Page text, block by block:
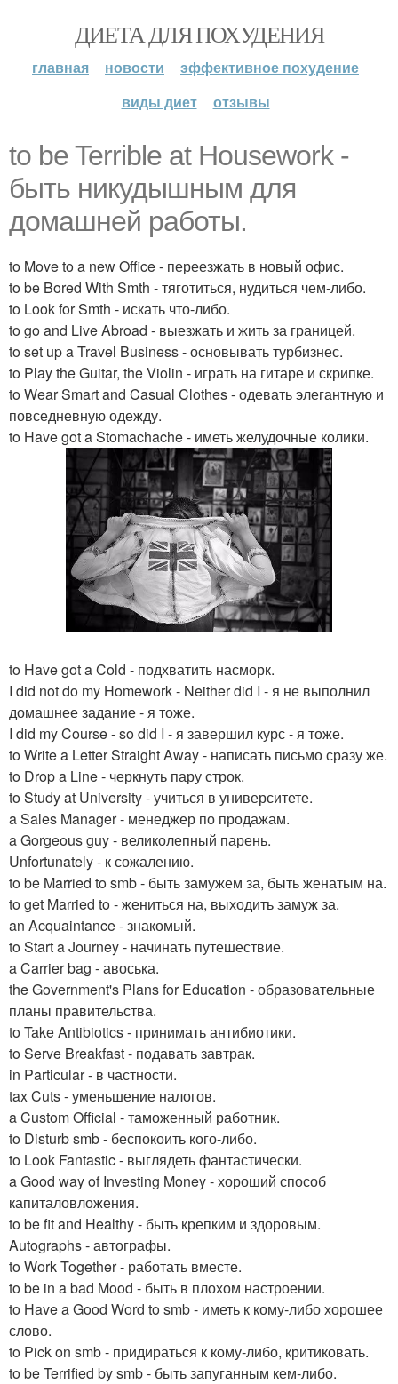
ДИЕТА ДЛЯ ПОХУДЕНИЯ
главная новости
эффективное похудение
виды диет
отзывы
to be Terrible at Housework -
быть никудышным для
домашней работы.
to Move to a new Office - переезжать в новый офис.
to be Bored With Smth - тяготиться, нудиться чем-либо.
to Look for Smth - искать что-либо.
to go and Live Abroad - выезжать и жить за границей.
to set up a Travel Business - основывать турбизнес.
to Play the Guitar, the Violin - играть на гитаре и скрипке.
to Wear Smart and Casual Clothes - одевать элегантную и
повседневную одежду.
to Have got a Stomachache - иметь желудочные колики.
to Have got a Cold - подхватить насморк.
I did not do my Homework - Neither did I - я не выполнил
домашнее задание - я тоже.
I did my Course - so did I - я завершил курс - я тоже.
to Write a Letter Straight Away - написать письмо сразу же.
to Drop a Line - черкнуть пару строк.
to Study at University - учиться в университете.
a Sales Manager - менеджер по продажам.
a Gorgeous guy - великолепный парень.
Unfortunately - к сожалению.
to be Married to smb - быть замужем за, быть женатым на.
to get Married to - жениться на, выходить замуж за.
an Acquaintance - знакомый.
to Start a Journey - начинать путешествие.
a Carrier bag - авоська.
the Government's Plans for Education - образовательные
планы правительства.
to Take Antibiotics - принимать антибиотики.
to Serve Breakfast - подавать завтрак.
in Particular - в частности.
tax Cuts - уменьшение налогов.
a Custom Official - таможенный работник.
to Disturb smb - беспокоить кого-либо.
to Look Fantastic - выглядеть фантастически.
a Good way of Investing Money - хороший способ
капиталовложения.
to be fit and Healthy - быть крепким и здоровым.
Autographs - автографы.
to Work Together - работать вместе.
to be in a bad Mood - быть в плохом настроении.
to Have a Good Word to smb - иметь к кому-либо хорошее
слово.
to Pick on smb - придираться к кому-либо, критиковать.
to be Terrified by smb - быть запуганным кем-либо.